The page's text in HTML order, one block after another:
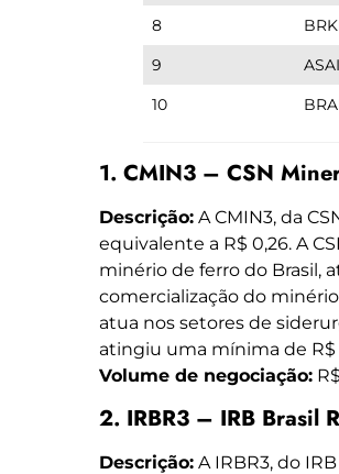
8
9
10
1. CMIN3 – CSN
Descrição: A CMIN3, da
equivalente a R$ 0,26. A
minério de ferro do Brasil,
comercialização do
atua nos setores de
atingiu uma mínima de R$
Volume de negociação:
2. IRBR3 – IRB Brasil
Descrição: A IRBR3, do